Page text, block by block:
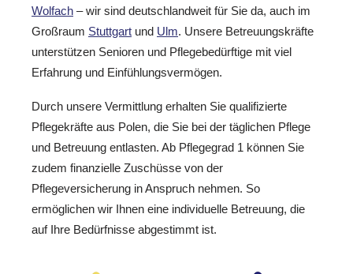
Wolfach – wir sind deutschlandweit für Sie da, auch im
Großraum Stuttgart und Ulm. Unsere Betreuungskräfte
unterstützen Senioren und Pflegebedürftige mit viel
Erfahrung und Einfühlungsvermögen.
Durch unsere Vermittlung erhalten Sie qualifizierte
Pflegekräfte aus Polen, die Sie bei der täglichen Pflege
und Betreuung entlasten. Ab Pflegegrad 1 können Sie
zudem finanzielle Zuschüsse von der
Pflegeversicherung in Anspruch nehmen. So
ermöglichen wir Ihnen eine individuelle Betreuung, die
auf Ihre Bedürfnisse abgestimmt ist.